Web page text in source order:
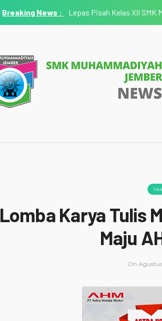
Lepas Pisah Kelas XII
Lomba Karya Tulis
Maju
On